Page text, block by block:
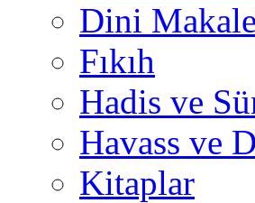
Dini
Fıkıh
Hadis ve
Havass ve
Kitaplar